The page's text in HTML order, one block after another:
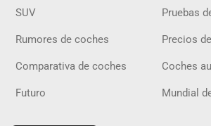
SUV Pruebas
Rumores de coches Precios
Comparativa de coches Coches
Futuro Mundial